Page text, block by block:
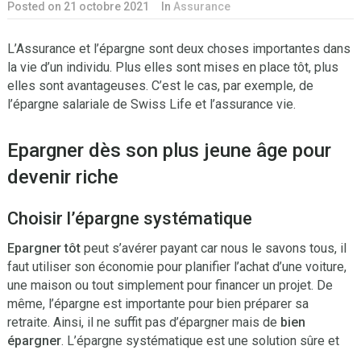
Posted on 21 octobre 2021 In Assurance
L’Assurance et l’épargne sont deux choses importantes dans
la vie d’un individu. Plus elles sont mises en place tôt, plus
elles sont avantageuses. C’est le cas, par exemple, de
l’épargne salariale de Swiss Life et l’assurance vie.
Epargner dès son plus jeune âge pour
devenir riche
Choisir l’épargne systématique
Epargner tôtpeut s’avérer payant car nous le savons tous, il
faut utiliser son économie pour planifier l’achat d’une voiture,
une maison ou tout simplement pour financer un projet. De
même, l’épargne est importante pour bien préparer sa
retraite. Ainsi, il ne suffit pas d’épargner mais de bien
épargner. L’épargne systématique est une solution sûre et